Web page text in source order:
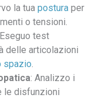
la tua postura per
o tensioni.
test
delle articolazioni
spazio
: Analizzo i
le disfunzioni